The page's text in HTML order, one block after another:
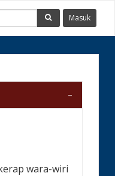
Masuk
wara-wiri